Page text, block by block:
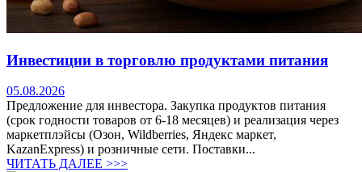
Инвестиции в торговлю продуктами питания
05.08.2026
Предложение для инвестора. Закупка продуктов питания
(срок годности товаров от 6-18 месяцев) и реализация через
маркетплэйсы (Озон, Wildberries, Яндекс маркет,
KazanExpress) и розничные сети. Поставки...
ЧИТАТЬ ДАЛЕЕ >>>